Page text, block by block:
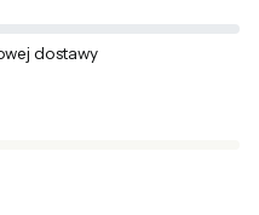
dostawy